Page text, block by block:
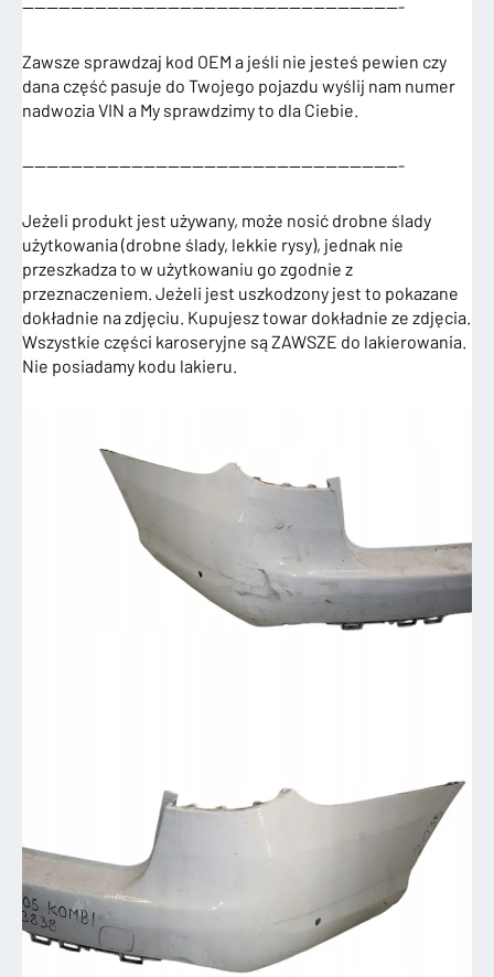
———————————————————————————————-
Zawsze sprawdzaj kod OEM a jeśli nie jesteś pewien czy
dana część pasuje do Twojego pojazdu wyślij nam numer
nadwozia VIN a My sprawdzimy to dla Ciebie.
———————————————————————————————-
Jeżeli produkt jest używany, może nosić drobne ślady
użytkowania (drobne ślady, lekkie rysy), jednak nie
przeszkadza to w użytkowaniu go zgodnie z
przeznaczeniem. Jeżeli jest uszkodzony jest to pokazane
dokładnie na zdjęciu. Kupujesz towar dokładnie ze zdjęcia.
Wszystkie części karoseryjne są ZAWSZE do lakierowania.
Nie posiadamy kodu lakieru.